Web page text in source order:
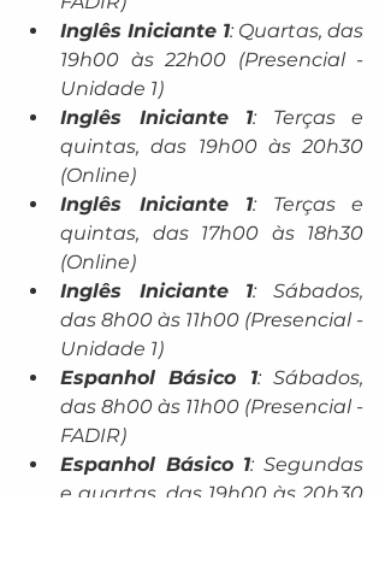
Inglês Iniciante 1: Quartas, das
19h00 às 22h00 (Presencial -
Unidade 1)
Inglês Iniciante 1: Terças e
quintas, das 19h00 às 20h30
(Online)
Inglês Iniciante 1: Terças e
quintas, das 17h00 às 18h30
(Online)
Inglês Iniciante 1: Sábados,
das 8h00 às 11h00 (Presencial -
Unidade 1)
Espanhol Básico 1: Sábados,
das 8h00 às 11h00 (Presencial -
FADIR)
Espanhol Básico 1: Segundas
e quartas, das 19h00 às 20h30